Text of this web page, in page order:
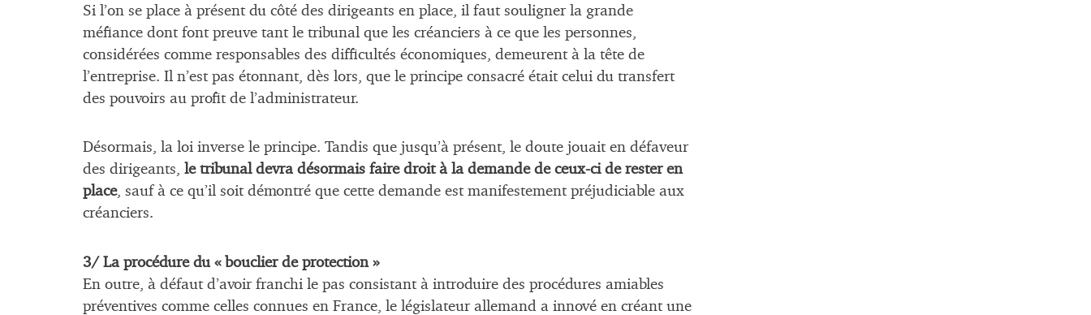
Si l’on se place à présent du côté des dirigeants en place, il faut souligner la grande
méfiance dont font preuve tant le tribunal que les créanciers à ce que les personnes,
considérées comme responsables des difficultés économiques, demeurent à la tête de
l’entreprise. Il n’est pas étonnant, dès lors, que le principe consacré était celui du transfert
des pouvoirs au profit de l’administrateur.
Désormais, la loi inverse le principe. Tandis que jusqu’à présent, le doute jouait en défaveur
des dirigeants, le tribunal devra désormais faire droit à la demande de ceux-ci de rester en
place, sauf à ce qu’il soit démontré que cette demande est manifestement préjudiciable aux
créanciers.
3/ La procédure du « bouclier de protection »
En outre, à défaut d’avoir franchi le pas consistant à introduire des procédures amiables
préventives comme celles connues en France, le législateur allemand a innové en créant une